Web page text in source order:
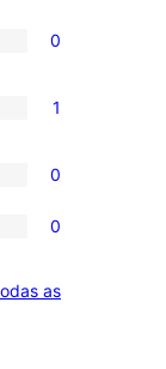
0
1
0
0
asvaloracións